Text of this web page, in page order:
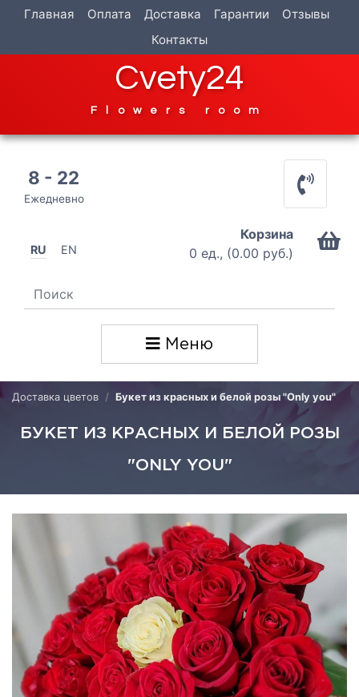
Главная Оплата Доставка Гарантии
Отзывы
Контакты
Cvety24
Flowers room
8 - 22
Ежедневно
RU EN
Корзина
0 ед., (0.00 руб.)
Меню
Доставка цветов Букет из красных и белой розы "Only you"
БУКЕТ ИЗ КРАСНЫХ И БЕЛОЙ РОЗЫ
"ONLY YOU"